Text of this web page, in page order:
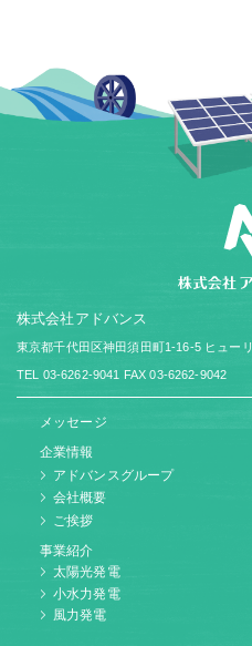
株式会社アドバンス
東京都千代田区神田須田町1-16-5 ヒュー
TEL 03-6262-9041 FAX 03-6262-9042
メッセージ
企業情報
アドバンスグループ
会社概要
ご挨拶
事業紹介
太陽光発電
小水力発電
風力発電